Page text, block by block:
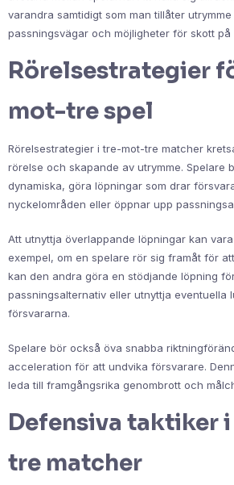
varandra samtidigt som man tillåter
passningsvägar och möjligheter för skott på
Rörelsestrategier
mot-tre spel
Rörelsestrategier i tre-mot-tre matcher
rörelse och skapande av utrymme. Spelare
dynamiska, göra löpningar som drar
nyckelområden eller öppnar upp
Att utnyttja överlappande löpningar kan
exempel, om en spelare rör sig framåt för
kan den andra göra en stödjande löpning
passningsalternativ eller utnyttja eventuella
försvararna.
Spelare bör också öva snabba
acceleration för att undvika försvarare.
leda till framgångsrika genombrott och
Defensiva taktiker
tre matcher